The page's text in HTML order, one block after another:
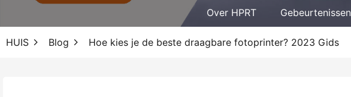
Over HPRT Gebeurtenissen
HUIS Blog Hoe kies je de beste draagbare fotoprinter? 2023 Gids